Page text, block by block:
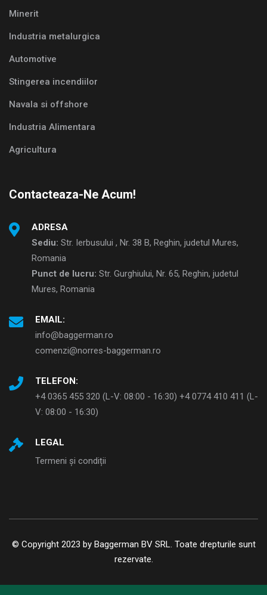
Minerit
Industria metalurgica
Automotive
Stingerea incendiilor
Navala si offshore
Industria Alimentara
Agricultura
Contacteaza-Ne Acum!
ADRESA
Sediu: Str. Ierbusului , Nr. 38 B, Reghin, judetul Mures,
Romania
Punct de lucru: Str. Gurghiului, Nr. 65, Reghin, judetul
Mures, Romania
EMAIL:
info@baggerman.ro
comenzi@norres-baggerman.ro
TELEFON:
+4 0365 455 320 (L-V: 08:00 - 16:30) +4 0774 410 411 (L-
V: 08:00 - 16:30)
LEGAL
Termeni și condiții
© Copyright 2023 by Baggerman BV SRL. Toate drepturile sunt
rezervate.